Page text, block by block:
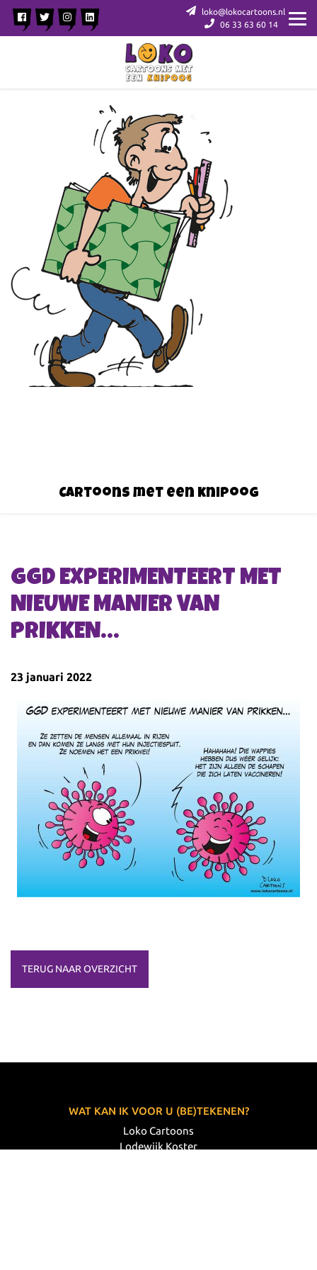
loko@lokocartoons.nl
06 33 63 60 14
Cartoons met een knipoog
GGD EXPERIMENTEERT MET
NIEUWE MANIER VAN
PRIKKEN…
23 januari 2022
TERUG NAAR OVERZICHT
WAT KAN IK VOOR U (BE)TEKENEN?
Loko Cartoons
Lodewijk Koster